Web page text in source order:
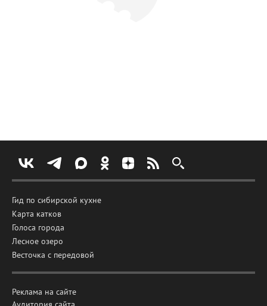
Гид по сибирской кухне
Карта катков
Голоса города
Лесное озеро
Весточка с передовой
Реклама на сайте